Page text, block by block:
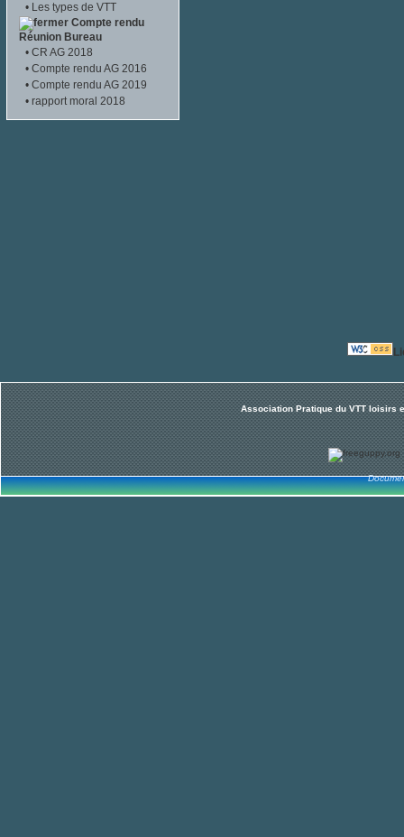
• Les types de VTT
Compte rendu
Réunion Bureau
• CR AG 2018
• Compte rendu AG 2016
• Compte rendu AG 2019
• rapport moral 2018
Association Pratique du VTT loisirs